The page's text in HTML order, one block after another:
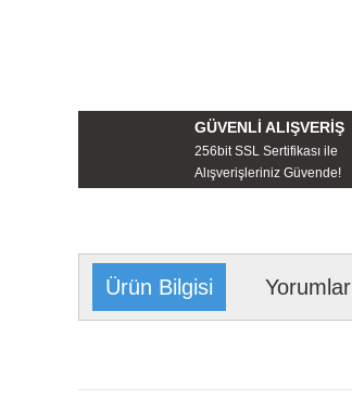
GÜVENLİ ALIŞVERİŞ
256bit SSL Sertifikası ile
Alışverişleriniz Güvende!
Ürün Bilgisi Yorumlar